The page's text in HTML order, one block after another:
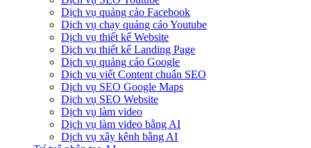
Dịch vụ quảng cáo Facebook
Dịch vụ chạy quảng cáo Youtube
Dịch vụ thiết kế Website
Dịch vụ thiết kế Landing Page
Dịch vụ quảng cáo Google
Dịch vụ viết Content chuẩn SEO
Dịch vụ SEO Google Maps
Dịch vụ SEO Website
Dịch vụ làm video
Dịch vụ làm video bằng AI
Dịch vụ xây kênh bằng AI